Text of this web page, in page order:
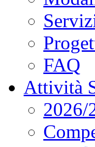
FAQ
Attività
2026/